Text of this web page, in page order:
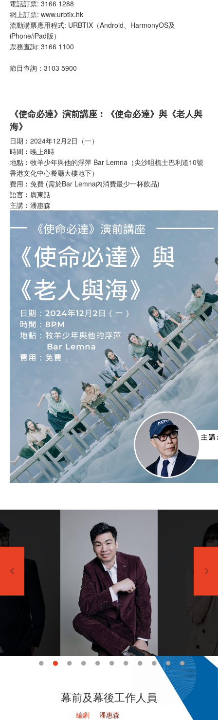
電話訂票: 3166 1288
網上訂票: www.urbtix.hk
流動購票應用程式: URBTIX（Android、HarmonyOS及
iPhone/iPad版）
票務查詢: 3166 1100
節目查詢：3103 5900
《使命必達》演前講座︰《使命必達》與《老人與
海》
日期︰2024年12月2日（一）
時間︰晚上8時
地點︰牧羊少年與他的浮萍 Bar Lemna（尖沙咀梳士巴利道10號
香港文化中心餐廳大樓地下）
費用︰免費 (需於Bar Lemna內消費最少一杯飲品)
語言︰廣東話
主講︰潘惠森
幕前及幕後工作人員
編劇
潘惠森